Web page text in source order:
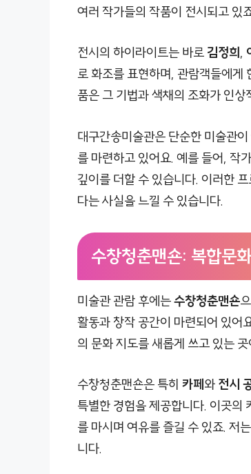
여러 작가들의 작품이 전시되고 있
전시의 하이라이트는 바로 김정희,
로 화조를 표현하며, 관람객들에게
품은 그 기법과 색채의 조화가 인
대구간송미술관은 단순한 미술관
를 마련하고 있어요. 예를 들어, 작
깊이를 더할 수 있습니다. 이러한
다는 사실을 느낄 수 있습니다.
수창청춘맨숀: 복합문
미술관 관람 후에는수창청춘맨숀
활동과 창작 공간이 마련되어 있어
의 문화 지도를 새롭게 쓰고 있는 곳
수창청춘맨숀은 특히 카페와 전시
특별한 경험을 제공합니다. 이곳의
를 마시며 여유를 즐길 수 있죠. 저
니다.